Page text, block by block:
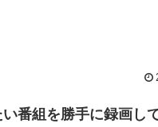
番組を勝手に録画し